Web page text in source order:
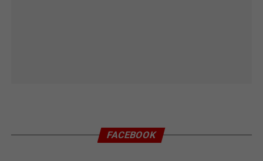
FACEBOOK